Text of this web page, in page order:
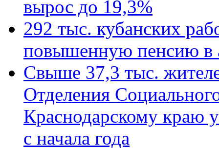
вырос до 19,3%
292 тыс. кубанских
повышенную пенсию в
Свыше 37,3 тыс.
Отделения
Краснодарскому краю
с начала года